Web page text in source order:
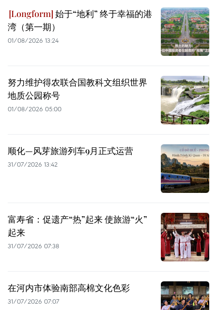
始于“地利” 终于幸福的港
湾（第一期）
01/08/2026 13:24
努力维护得农联合国教科文组织世界
地质公园称号
01/08/2026 05:00
顺化—风芽旅游列车9月正式运营
31/07/2026 13:42
富寿省：促遗产“热”起来 使旅游“火”
起来
31/07/2026 07:38
在河内市体验南部高棉文化色彩
31/07/2026 07:07